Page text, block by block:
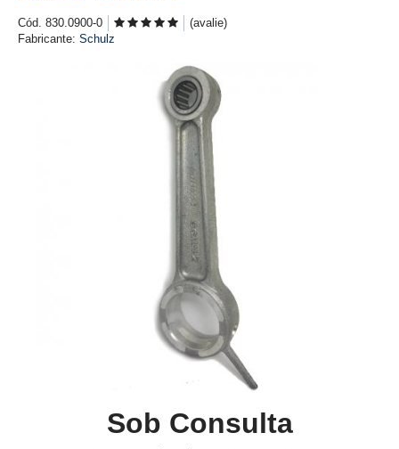
Cód. 830.0900-0
(avalie)
Fabricante: Schulz
Sob Consulta